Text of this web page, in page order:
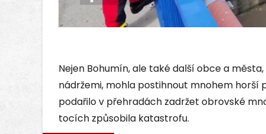
Nejen Bohumín, ale také další obce a
nádržemi, mohla postihnout mnohem horší
podařilo v přehradách zadržet obrovské
tocích způsobila katastrofu.